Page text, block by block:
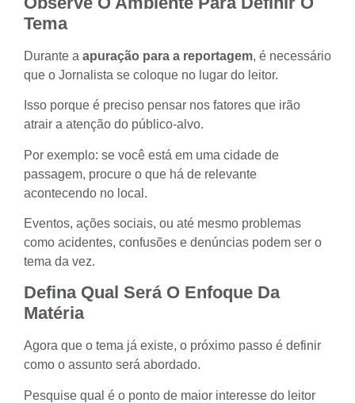
Tema
Durante a apuração para a reportagem, é necessário
que o Jornalista se coloque no lugar do leitor.
Isso porque é preciso pensar nos fatores que irão
atrair a atenção do público-alvo.
Por exemplo: se você está em uma cidade de
passagem, procure o que há de relevante
acontecendo no local.
Eventos, ações sociais, ou até mesmo problemas
como acidentes, confusões e denúncias podem ser o
tema da vez.
Defina Qual Será O Enfoque Da
Matéria
Agora que o tema já existe, o próximo passo é definir
como o assunto será abordado.
Pesquise qual é o ponto de maior interesse do leitor